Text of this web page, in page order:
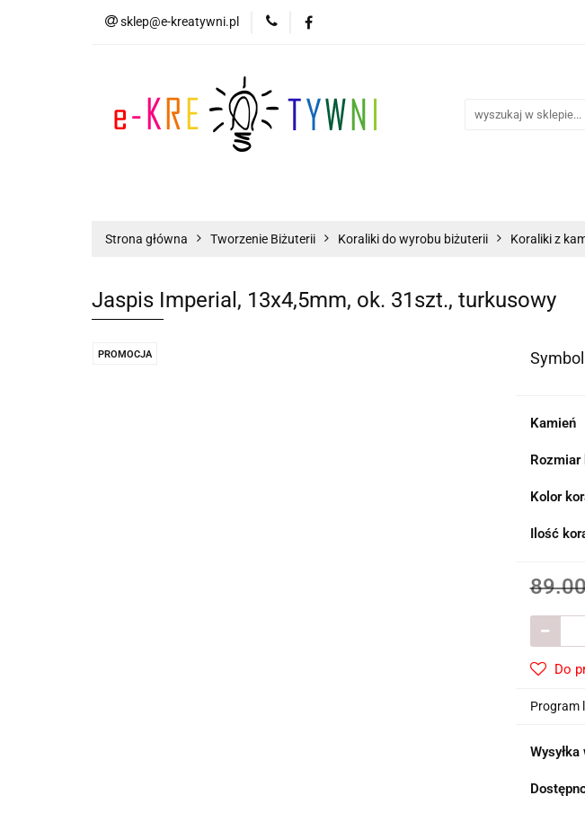
sklep@e-kreatywni.pl
Tworzenie Biżuterii
Biżuteria Nowości
Strona główna Tworzenie Biżuterii Koraliki do wyrobu biżuterii Koraliki z
Jaspis Imperial, 13x4,5mm, ok. 31szt., turkusowy
PROMOCJA
Kamień
Kolor
Ilość
Do
Program